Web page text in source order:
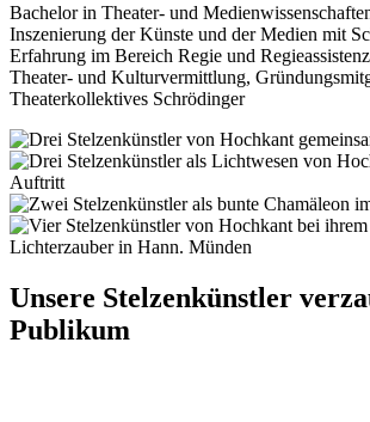
Bachelor in Theater- und
Inszenierung der Künste und der Medien mit
Erfahrung im Bereich Regie und
Theater- und Kulturvermittlung,
Theaterkollektives Schrödinger
Unsere Stelzenkünstler
Publikum